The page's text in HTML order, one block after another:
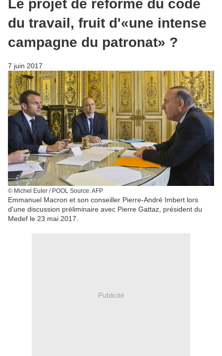
Le projet de réforme du code
du travail, fruit d'«une intense
campagne du patronat» ?
7 juin 2017
© Michel Euler / POOL Source: AFP
Emmanuel Macron et son conseiller Pierre-André Imbert lors
d'une discussion préliminaire avec Pierre Gattaz, président du
Medef le 23 mai 2017.
Publicité